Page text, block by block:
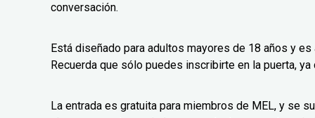
conversación.
Está diseñado para adultos mayores de 18 años y
Recuerda que sólo puedes inscribirte en la puerta,
La entrada es gratuita para miembros de MEL, y se